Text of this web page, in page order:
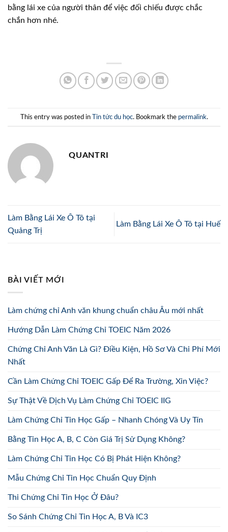
bằng lái xe của người thân để việc đối chiếu được chắc
chắn hơn nhé.
This entry was posted in Tin tức du học. Bookmark the permalink.
QUANTRI
Làm Bằng Lái Xe Ô Tô tại
Quảng Trị
Làm Bằng Lái Xe Ô Tô tại Huế
BÀI VIẾT MỚI
Làm chứng chỉ Anh văn khung chuẩn châu Âu mới nhất
Hướng Dẫn Làm Chứng Chỉ TOEIC Năm 2026
Chứng Chỉ Anh Văn Là Gì? Điều Kiện, Hồ Sơ Và Chi Phí Mới
Nhất
Cần Làm Chứng Chỉ TOEIC Gấp Để Ra Trường, Xin Việc?
Sự Thật Về Dịch Vụ Làm Chứng Chỉ TOEIC IIG
Làm Chứng Chỉ Tin Học Gấp – Nhanh Chóng Và Uy Tín
Bằng Tin Học A, B, C Còn Giá Trị Sử Dụng Không?
Làm Chứng Chỉ Tin Học Có Bị Phát Hiện Không?
Mẫu Chứng Chỉ Tin Học Chuẩn Quy Định
Thi Chứng Chỉ Tin Học Ở Đâu?
So Sánh Chứng Chỉ Tin Học A, B Và IC3